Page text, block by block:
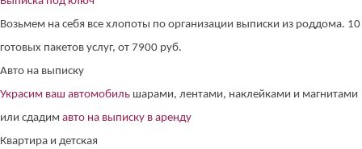
Возьмем на себя все хлопоты по организации выписки из роддома. 10
готовых пакетов услуг, от 7900 руб.
Авто на выписку
Украсим ваш автомобиль шарами, лентами, наклейками и магнитами
или сдадим авто на выписку в аренду
Квартира и детская